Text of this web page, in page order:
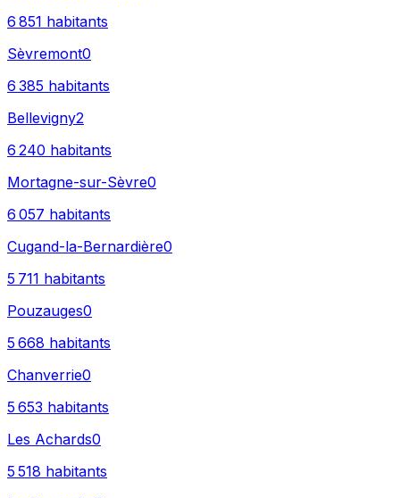
6 851 habitants
Sèvremont0
6 385 habitants
Bellevigny2
6 240 habitants
Mortagne-sur-Sèvre0
6 057 habitants
Cugand-la-Bernardière0
5 711 habitants
Pouzauges0
5 668 habitants
Chanverrie0
5 653 habitants
Les Achards0
5 518 habitants